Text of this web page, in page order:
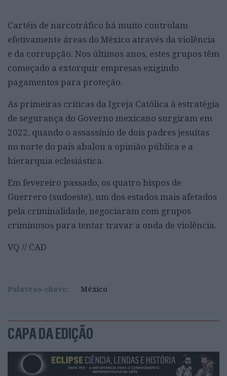
Cartéis de narcotráfico há muito controlam
efetivamente áreas do México através da violência
e da corrupção. Nos últimos anos, estes grupos têm
começado a extorquir empresas exigindo
pagamentos para proteção.
As primeiras críticas da Igreja Católica à estratégia
de segurança do Governo mexicano surgiram em
2022, quando o assassínio de dois padres jesuítas
no norte do país abalou a opinião pública e a
hierarquia eclesiástica.
Em fevereiro passado, os quatro bispos de
Guerrero (sudoeste), um dos estados mais afetados
pela criminalidade, negociaram com grupos
criminosos para tentar travar a onda de violência.
VQ // CAD
Palavras-chave: México
CAPA DA EDIÇÃO